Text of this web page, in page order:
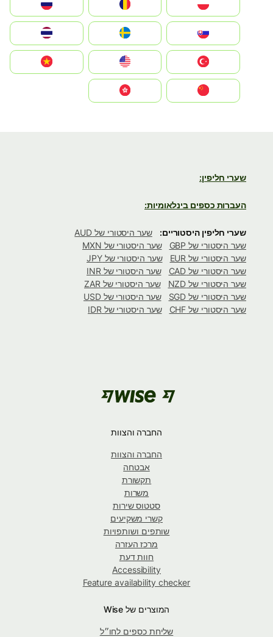
România
Slovensko
United States
Vietnam
שערי חליפין:
העברות כספים בינלאומיות:
שערי חליפין היסטוריים:
שער היסטורי של AUD
שער היסטורי של GBP
שער היסטורי של MXN
שער היסטורי של EUR
שער היסטורי של JPY
שער היסטורי של CAD
שער היסטורי של INR
שער היסטורי של NZD
שער היסטורי של ZAR
שער היסטורי של SGD
שער היסטורי של USD
שער היסטורי של CHF
שער היסטורי של IDR
החברה והצוות
החברה והצוות
אבטחה
תקשורת
משרות
סטטוס שירות
קשרי משקיעים
שותפים ושותפויות
מרכז העזרה
חוות דעת
Accessibility
Feature availability checker
המוצרים של Wise
שליחת כספים לחו״ל